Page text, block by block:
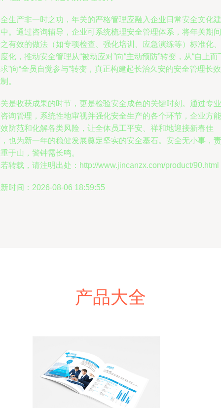
生产非一时之功，年关的严格管理应融入企业日常安全文化建
。通过咨询辅导，企业可系统梳理安全管理体系，将年关期间
有效的做法（如专项检查、强化培训、应急演练等）标准化、
化，推动安全管理从“被动应对”向“主动预防”转变，从“自上而
”向“全员自觉参与”转变，真正构建起长治久安的安全管理长效
。
是收获成果的时节，更是检验安全成色的关键时刻。通过专业
询管理，系统性地审视并强化安全生产的各个环节，企业方能
防范和化解各类风险，让全体员工平安、祥和地迎接新春佳
也为新一年的稳健发展奠定坚实的安全基石。安全无小事，责
于山，警钟需长鸣。
转载，请注明出处：http://www.jincanzx.com/product/90.html
时间：2026-08-06 18:59:55
产品大全